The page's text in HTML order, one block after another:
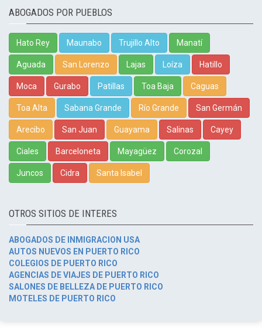
ABOGADOS POR PUEBLOS
Hato Rey Maunabo Trujillo Alto Manatí
Aguada San Lorenzo Lajas Loíza Hatillo
Moca Gurabo Patillas Toa Baja Caguas
Toa Alta Sabana Grande Río Grande San Germán
Arecibo San Juan Guayama Salinas Cayey
Ciales Barceloneta Mayagüez Corozal
Juncos Cidra Santa Isabel
OTROS SITIOS DE INTERES
ABOGADOS DE INMIGRACION USA
AUTOS NUEVOS EN PUERTO RICO
COLEGIOS DE PUERTO RICO
AGENCIAS DE VIAJES DE PUERTO RICO
SALONES DE BELLEZA DE PUERTO RICO
MOTELES DE PUERTO RICO